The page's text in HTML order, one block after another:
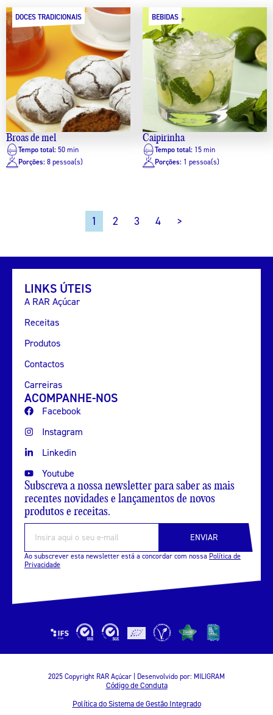
DOCES TRADICIONAIS
Broas de mel
Tempo total: 50 min
Porções: 8 pessoa(s)
BEBIDAS
Caipirinha
Tempo total: 15 min
Porções: 1 pessoa(s)
1 2 3 4 >
LINKS ÚTEIS
A RAR Açúcar
Receitas
Produtos
Contactos
Carreiras
ACOMPANHE-NOS
Facebook
Instagram
Linkedin
Youtube
Subscreva a nossa newsletter para saber as mais
recentes novidades e lançamentos de novos
produtos e receitas.
ENVIAR
Ao subscrever esta newsletter está a concordar com nossa Política de
Privacidade
2025 Copyright RAR Açúcar | Desenvolvido por: MILIGRAM
Código de Conduta
Política do Sistema de Gestão Integrado